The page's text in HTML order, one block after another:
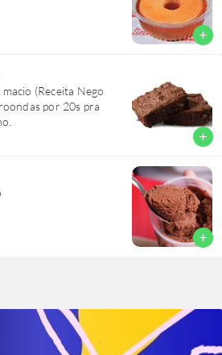
add
(Receita Nego
por 20s pra
add
add